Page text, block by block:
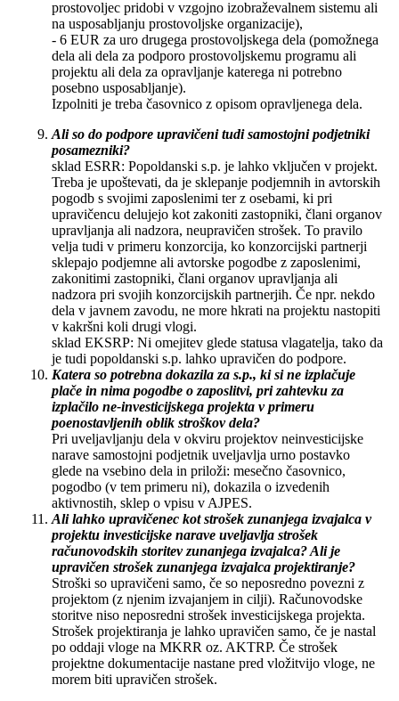
prostovoljec pridobi v vzgojno izobraževalnem sistemu ali
na usposabljanju prostovoljske organizacije),
- 6 EUR za uro drugega prostovoljskega dela (pomožnega
dela ali dela za podporo prostovoljskemu programu ali
projektu ali dela za opravljanje katerega ni potrebno
posebno usposabljanje).
Izpolniti je treba časovnico z opisom opravljenega dela.
Ali so do podpore upravičeni tudi samostojni podjetniki
posamezniki?
sklad ESRR: Popoldanski s.p. je lahko vključen v projekt.
Treba je upoštevati, da je sklepanje podjemnih in avtorskih
pogodb s svojimi zaposlenimi ter z osebami, ki pri
upravičencu delujejo kot zakoniti zastopniki, člani organov
upravljanja ali nadzora, neupravičen strošek. To pravilo
velja tudi v primeru konzorcija, ko konzorcijski partnerji
sklepajo podjemne ali avtorske pogodbe z zaposlenimi,
zakonitimi zastopniki, člani organov upravljanja ali
nadzora pri svojih konzorcijskih partnerjih. Če npr. nekdo
dela v javnem zavodu, ne more hkrati na projektu nastopiti
v kakršni koli drugi vlogi.
sklad EKSRP: Ni omejitev glede statusa vlagatelja, tako da
je tudi popoldanski s.p. lahko upravičen do podpore.
Katera so potrebna dokazila za s.p., ki si ne izplačuje
plače in nima pogodbe o zaposlitvi, pri zahtevku za
izplačilo ne-investicijskega projekta v primeru
poenostavljenih oblik stroškov dela?
Pri uveljavljanju dela v okviru projektov neinvesticijske
narave samostojni podjetnik uveljavlja urno postavko
glede na vsebino dela in priloži: mesečno časovnico,
pogodbo (v tem primeru ni), dokazila o izvedenih
aktivnostih, sklep o vpisu v AJPES.
Ali lahko upravičenec kot strošek zunanjega izvajalca v
projektu investicijske narave uveljavlja strošek
računovodskih storitev zunanjega izvajalca? Ali je
upravičen strošek zunanjega izvajalca projektiranje?
Stroški so upravičeni samo, če so neposredno povezni z
projektom (z njenim izvajanjem in cilji). Računovodske
storitve niso neposredni strošek investicijskega projekta.
Strošek projektiranja je lahko upravičen samo, če je nastal
po oddaji vloge na MKRR oz. AKTRP. Če strošek
projektne dokumentacije nastane pred vložitvijo vloge, ne
morem biti upravičen strošek.